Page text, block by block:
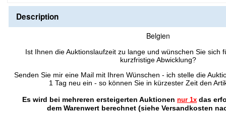
Description
Belgien
Ist Ihnen die Auktionslaufzeit zu lange und wünschen Sie sich
kurzfristige Abwicklung?
Senden Sie mir eine Mail mit Ihren Wünschen - ich stelle die
1 Tag neu ein - so können Sie in kürzester Zeit den
Es wird bei mehreren ersteigerten Auktionen nur 1x das
dem Warenwert berechnet (siehe Versandkosten